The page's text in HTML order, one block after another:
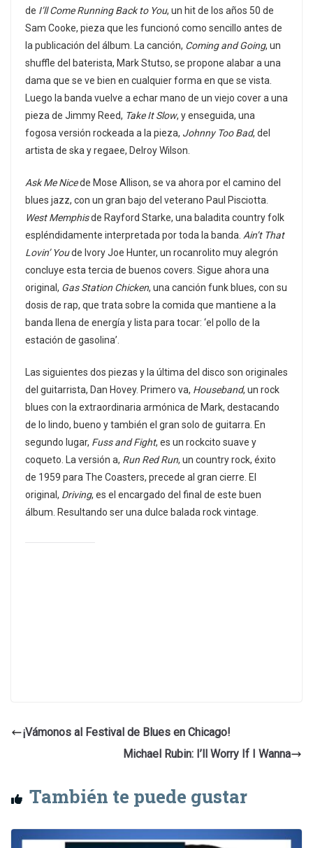
de I’ll Come Running Back to You, un hit de los años 50 de
Sam Cooke, pieza que les funcionó como sencillo antes de
la publicación del álbum. La canción, Coming and Going, un
shuffle del baterista, Mark Stutso, se propone alabar a una
dama que se ve bien en cualquier forma en que se vista.
Luego la banda vuelve a echar mano de un viejo cover a una
pieza de Jimmy Reed, Take It Slow, y enseguida, una
fogosa versión rockeada a la pieza, Johnny Too Bad, del
artista de ska y regaee, Delroy Wilson.
Ask Me Nicede Mose Allison, se va ahora por el camino del
blues jazz, con un gran bajo del veterano Paul Pisciotta.
West Memphisde Rayford Starke, una baladita country folk
espléndidamente interpretada por toda la banda. Ain’t That
Lovin’ Youde Ivory Joe Hunter, un rocanrolito muy alegrón
concluye esta tercia de buenos covers. Sigue ahora una
original, Gas Station Chicken, una canción funk blues, con su
dosis de rap, que trata sobre la comida que mantiene a la
banda llena de energía y lista para tocar: ‘el pollo de la
estación de gasolina’.
Las siguientes dos piezas y la última del disco son originales
del guitarrista, Dan Hovey. Primero va, Houseband, un rock
blues con la extraordinaria armónica de Mark, destacando
de lo lindo, bueno y también el gran solo de guitarra. En
segundo lugar, Fuss and Fight, es un rockcito suave y
coqueto. La versión a, Run Red Run, un country rock, éxito
de 1959 para The Coasters, precede al gran cierre. El
original, Driving, es el encargado del final de este buen
álbum. Resultando ser una dulce balada rock vintage.
¡Vámonos al Festival de Blues en Chicago!
Michael Rubin: I’ll Worry If I Wanna
También te puede gustar